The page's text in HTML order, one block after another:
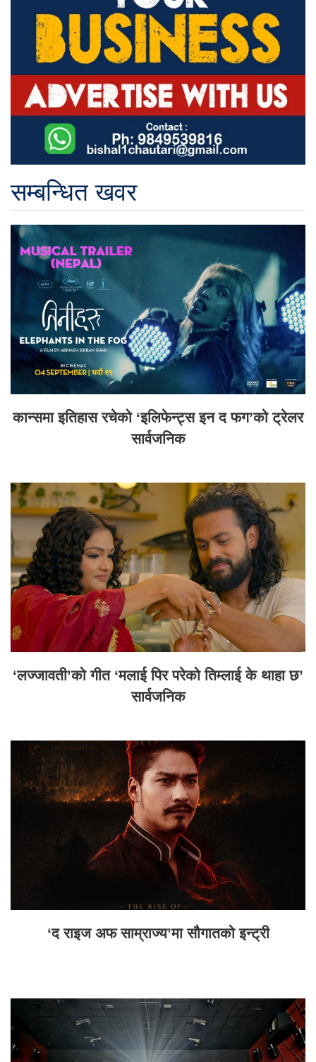
सम्बन्धित खवर
कान्समा इतिहास रचेको ‘इलिफेन्ट्स इन द फग’को ट्रेलर
सार्वजनिक
‘लज्जावती’को गीत ‘मलाई पिर परेको तिम्लाई के थाहा छ’
सार्वजनिक
‘द राइज अफ साम्राज्य’मा सौगातको इन्ट्री